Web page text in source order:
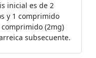
inicial es de 2
y 1 comprimido
(2mg)
subsecuente.